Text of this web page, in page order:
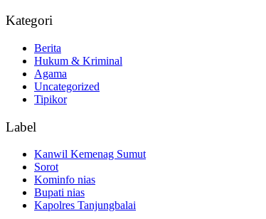
Kategori
Berita
Hukum & Kriminal
Agama
Uncategorized
Tipikor
Label
Kanwil Kemenag Sumut
Sorot
Kominfo nias
Bupati nias
Kapolres Tanjungbalai